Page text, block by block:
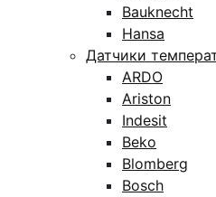
Bauknecht
Hansa
Датчики
ARDO
Ariston
Indesit
Beko
Blomberg
Bosch